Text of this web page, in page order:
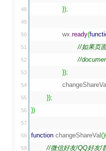
48
49
50
51
52
53
54
55
56
57
58
59
});
		wx.
ready(
//如果页
//
});
});
})
function changeShareVal()
//微信好友/QQ好友/